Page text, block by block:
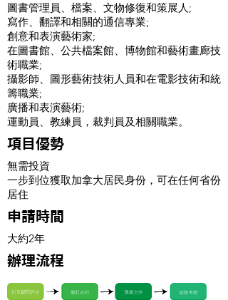
圖書管理員、檔案、文物修復和策展人;
寫作、翻譯和相關的通信專業;
創意和表演藝術家;
在圖書館、公共檔案館、博物館和藝術畫廊技
術職業;
攝影師、圖形藝術技術人員和在電影技術和統
籌職業;
廣播和表演藝術;
運動員、教練員，裁判員及相關職業。
項目優勢
無需投資
一步到位獲取加拿大居民身份，可在任何省份
居住
申請時間
大約2年
辦理流程